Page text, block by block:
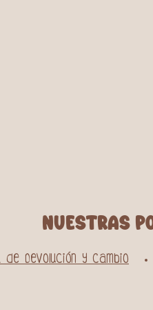
NUESTRAS
Devolución y Cambio